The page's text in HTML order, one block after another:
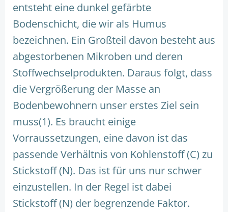
entsteht eine dunkel gefärbte
Bodenschicht, die wir als Humus
bezeichnen. Ein Großteil davon besteht aus
abgestorbenen Mikroben und deren
Stoffwechselprodukten. Daraus folgt, dass
die Vergrößerung der Masse an
Bodenbewohnern unser erstes Ziel sein
muss(1). Es braucht einige
Vorraussetzungen, eine davon ist das
passende Verhältnis von Kohlenstoff (C) zu
Stickstoff (N). Das ist für uns nur schwer
einzustellen. In der Regel ist dabei
Stickstoff (N) der begrenzende Faktor.